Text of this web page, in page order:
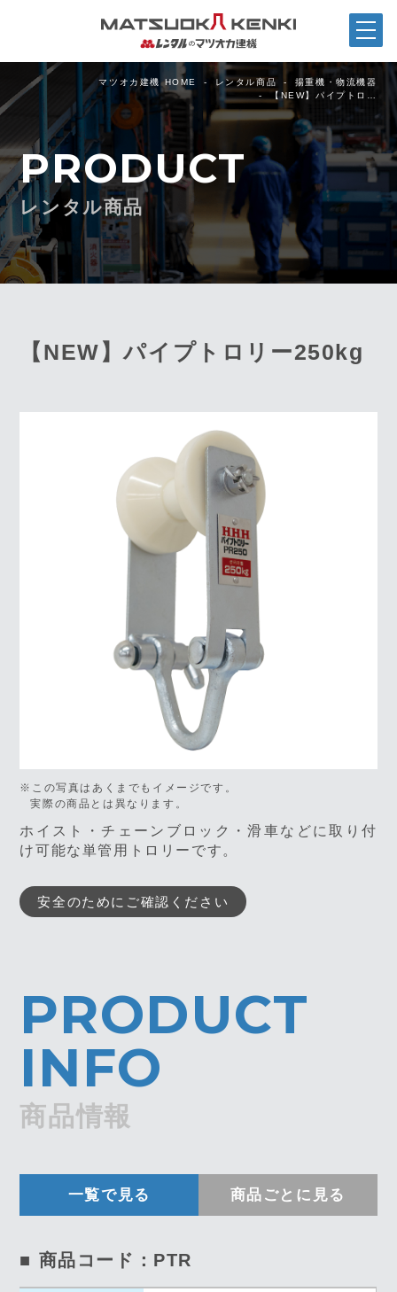
マツオカ建機 HOME レンタル商品
揚重機・物流機器
【NEW】パイプトロ…
PRODUCT
レンタル商品
【NEW】パイプトロリー250kg
※この写真はあくまでもイメージです。
実際の商品とは異なります。
ホイスト・チェーンブロック・滑車などに取り付
け可能な単管用トロリーです。
安全のためにご確認ください
PRODUCT
INFO
商品情報
一覧で見る 商品ごとに見る
■ 商品コード：PTR